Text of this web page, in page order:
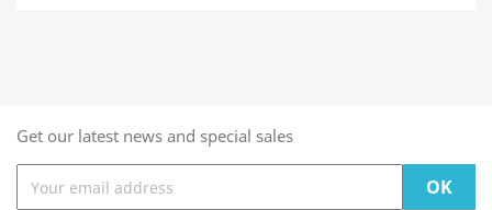
Get our latest news and special sales